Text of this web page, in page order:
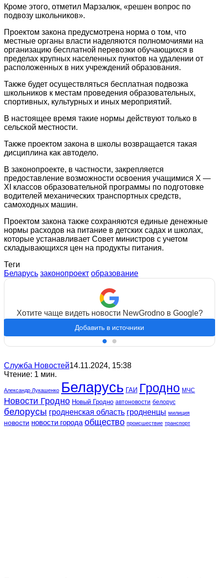
Кроме этого, отметил Марзалюк, «решен вопрос по
подвозу школьников».
Проектом закона предусмотрена норма о том, что
местные органы власти наделяются полномочиями на
организацию бесплатной перевозки обучающихся в
пределах крупных населенных пунктов на удалении от
расположенных в них учреждений образования.
Также будет осуществляться бесплатная подвозка
школьников к местам проведения образовательных,
спортивных, культурных и иных мероприятий.
В настоящее время такие нормы действуют только в
сельской местности.
Также проектом закона в школы возвращается такая
дисциплина как автодело.
В законопроекте, в частности, закрепляется
предоставление возможности освоения учащимися X —
XI классов образовательной программы по подготовке
водителей механических транспортных средств,
самоходных машин.
Проектом закона также сохраняются единые денежные
нормы расходов на питание в детских садах и школах,
которые устанавливает Совет министров с учетом
складывающихся цен на продукты питания.
Теги
Беларусь законопроект образование
Хотите чаще видеть новости NewGrodno в Google?
Добавить в источники
Служба Новостей14.11.2024, 15:38
Чтение: 1 мин.
Александр Лукашенко Беларусь ГАИ Гродно МЧС
Новости Гродно Новый Гродно автоновости белорус
белорусы гродненская область гродненцы милиция
новости новости города общество происшествие транспорт